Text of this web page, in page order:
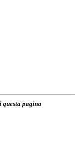
questa pagina